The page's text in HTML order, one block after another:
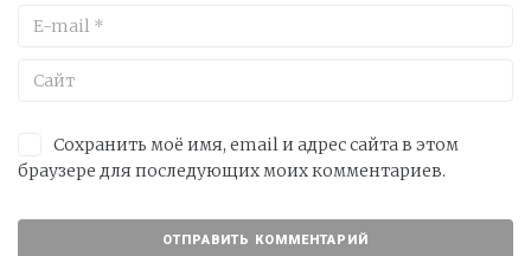
Сохранить моё имя, email и адрес сайта в этом
браузере для последующих моих комментариев.